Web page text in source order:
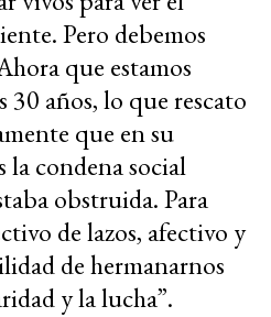
Pero debemos
que estamos
30 años, lo que rescato
que en su
la condena social
obstruida. Para
de lazos, afectivo y
de hermanarnos
y la lucha”.